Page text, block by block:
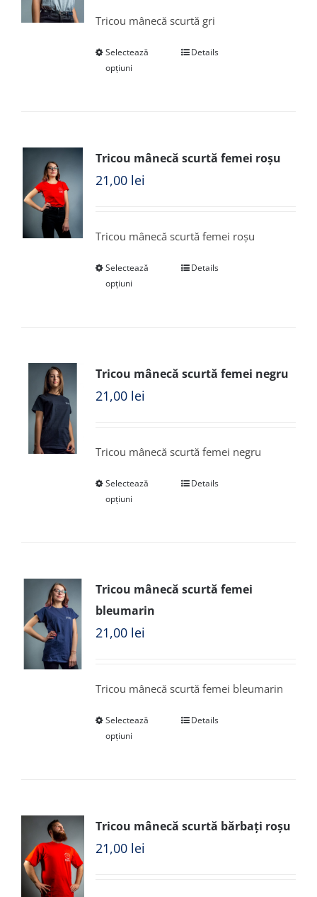
Tricou mânecă scurtă gri
Selectează
opțiuni
Details
Tricou mânecă scurtă femei roșu
21,00 lei
Tricou mânecă scurtă femei roșu
Selectează
opțiuni
Details
Tricou mânecă scurtă femei negru
21,00 lei
Tricou mânecă scurtă femei negru
Selectează
opțiuni
Details
Tricou mânecă scurtă femei
bleumarin
21,00 lei
Tricou mânecă scurtă femei bleumarin
Selectează
opțiuni
Details
Tricou mânecă scurtă bărbați roșu
21,00 lei